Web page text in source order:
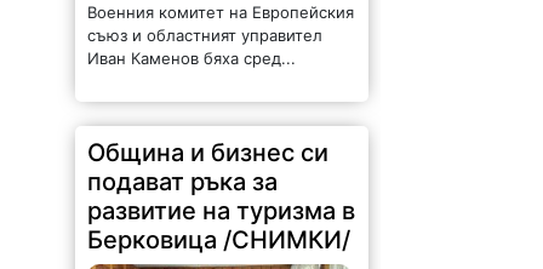
Военния комитет на Европейския
съюз и областният управител
Иван Каменов бяха сред...
Община и бизнес си
подават ръка за
развитие на туризма в
Берковица /СНИМКИ/